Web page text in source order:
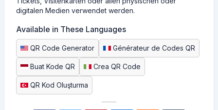
digitalen Medien verwendet werden.
Available in These Languages
QR Code Generator Générateur de Codes QR
Buat Kode QR Crea QR Code
QR Kod Oluşturma